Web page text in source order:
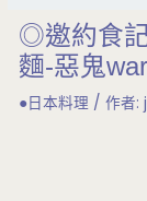
◎邀約食
麵-惡鬼
●日本料理 / 作者: